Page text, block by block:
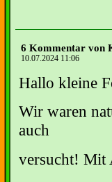
6 Kommentar von
10.07.2024 11:06
Hallo kleine
Wir waren
auch
versucht! Mit